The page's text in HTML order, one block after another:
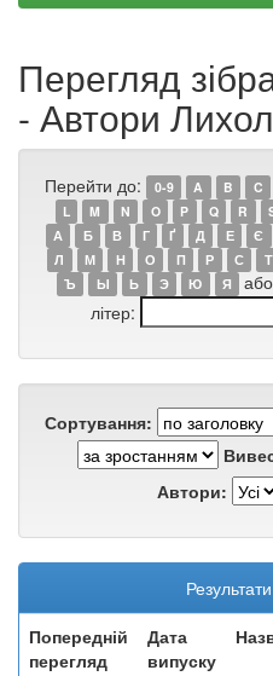
Перегляд
- Автори
Перейти до: 0-9 A B C
L
M N O P Q R
А
Б В Г Ґ Д Е Є
Л
М Н О П Р С Т
Ъ
Ы Ь Э Ю Я
літер:
Сортування:
Автори:
Попередній
перегляд
Дата
випуску